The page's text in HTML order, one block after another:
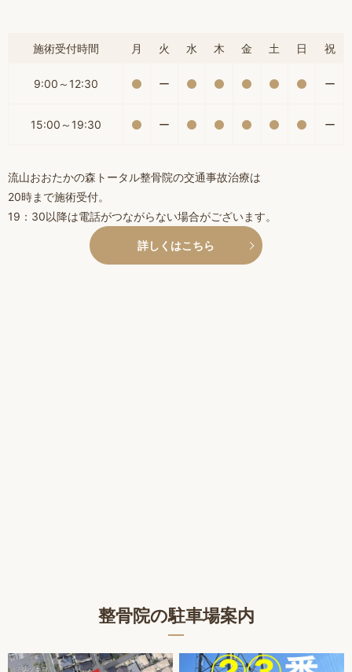
施術受付時間 月 火 水 木 金 土 日 祝
9:00～12:30 ー ー
15:00～19:30 ー ー
流山おおたかの森トータル整骨院の交通事故治療は
20時まで施術受付。
19：30以降は電話がつながらない場合がございます。
詳しくはこちら
整骨院の駐車場案内